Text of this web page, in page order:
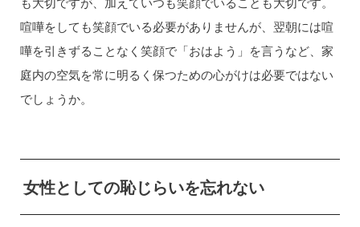
喧嘩をしても笑顔でいる必要がありませんが、翌朝には喧
嘩を引きずることなく笑顔で「おはよう」を言うなど、家
庭内の空気を常に明るく保つための心がけは必要ではない
でしょうか。
女性としての恥じらいを忘れない